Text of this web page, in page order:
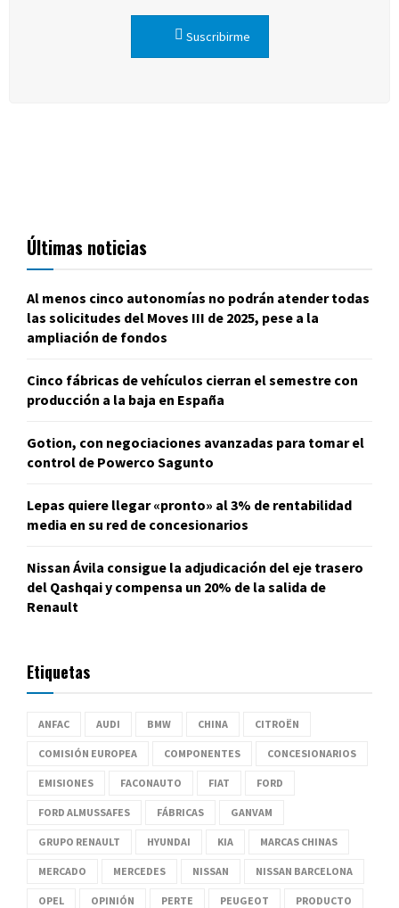
Suscribirme
Últimas noticias
Al menos cinco autonomías no podrán atender todas
las solicitudes del Moves III de 2025, pese a la
ampliación de fondos
Cinco fábricas de vehículos cierran el semestre con
producción a la baja en España
Gotion, con negociaciones avanzadas para tomar el
control de Powerco Sagunto
Lepas quiere llegar «pronto» al 3% de rentabilidad
media en su red de concesionarios
Nissan Ávila consigue la adjudicación del eje trasero
del Qashqai y compensa un 20% de la salida de
Renault
Etiquetas
ANFAC AUDI BMW CHINA CITROËN
COMISIÓN EUROPEA COMPONENTES CONCESIONARIOS
EMISIONES FACONAUTO FIAT FORD
FORD ALMUSSAFES FÁBRICAS GANVAM
GRUPO RENAULT HYUNDAI KIA MARCAS CHINAS
MERCADO MERCEDES NISSAN NISSAN BARCELONA
OPEL OPINIÓN PERTE PEUGEOT PRODUCTO